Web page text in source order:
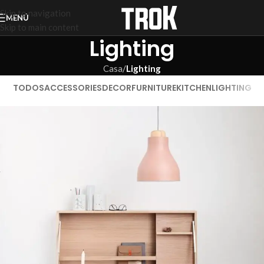
Skip to navigation
Skip to main content
MENÚ
Lighting
Casa/Lighting
TODOSACCESSORIESDECORFURNITUREKITCHENLIGHTING